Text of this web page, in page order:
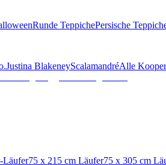
Runde TeppichePersische
Justina BlakeneyScalamandréAlle
Läufer75 x 215 cm Läufer75 x 305 cm